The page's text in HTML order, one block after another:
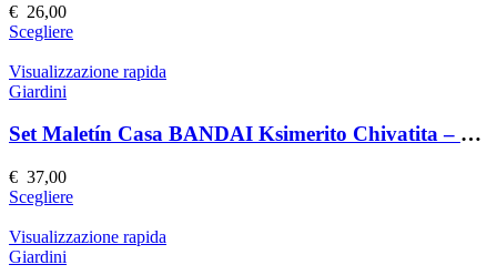
scelte
nella
pagina
prodotto
€ 26,00
ScegliereQuesto
ha
Le
scelte
nella
pagina
Visualizzazione rapida
Giardini
Set Maletín Casa BANDAI Ksimerito Chivatita – Giocattolo Interattivo
€ 37,00
ScegliereQuesto
ha
Visualizzazione rapida
Giardini